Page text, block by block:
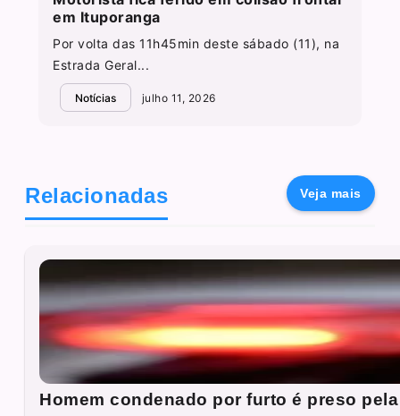
em Ituporanga
Por volta das 11h45min deste sábado (11), na
Estrada Geral...
Notícias julho 11, 2026
Relacionadas Veja mais
Homem condenado por furto é preso